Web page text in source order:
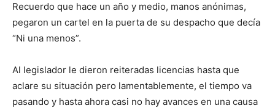
Recuerdo que hace un año y medio, manos anónimas,
pegaron un cartel en la puerta de su despacho que decía
“Ni una menos”.
Al legislador le dieron reiteradas licencias hasta que
aclare su situación pero lamentablemente, el tiempo va
pasando y hasta ahora casi no hay avances en una causa